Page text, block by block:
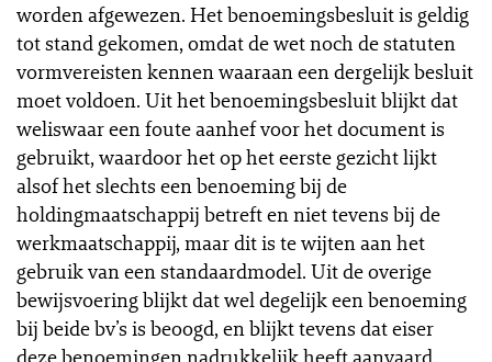
worden afgewezen. Het benoemingsbesluit is geldig
tot stand gekomen, omdat de wet noch de statuten
vormvereisten kennen waaraan een dergelijk besluit
moet voldoen. Uit het benoemingsbesluit blijkt dat
weliswaar een foute aanhef voor het document is
gebruikt, waardoor het op het eerste gezicht lijkt
alsof het slechts een benoeming bij de
holdingmaatschappij betreft en niet tevens bij de
werkmaatschappij, maar dit is te wijten aan het
gebruik van een standaardmodel. Uit de overige
bewijsvoering blijkt dat wel degelijk een benoeming
bij beide bv’s is beoogd, en blijkt tevens dat eiser
deze benoemingen nadrukkelijk heeft aanvaard.